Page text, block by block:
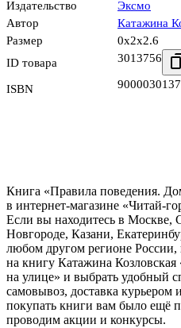
Издательство
Эксмо
Автор
Катажина
Размер
0x2x2.6
ID товара
3013756
ISBN
Книга «Правила поведения.
в интернет-магазине «Читай-
Если вы находитесь в Москве,
Новгороде, Казани,
любом другом регионе России,
на книгу Катажина
на улице» и выбрать удобный
самовывоз, доставка
покупать книги вам было ещё
проводим акции и конкурсы.